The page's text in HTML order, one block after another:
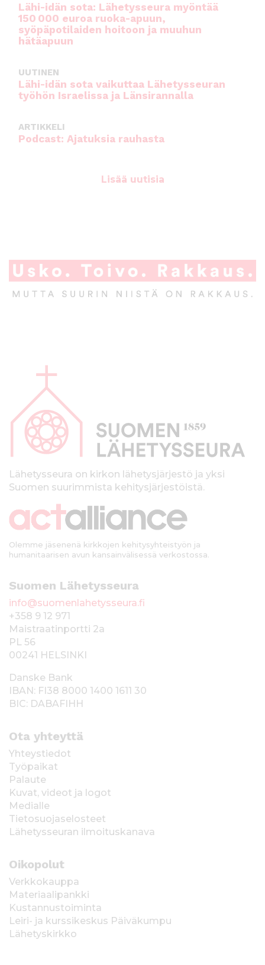
Lähi-idän sota: Lähetysseura myöntää
150 000 euroa ruoka-apuun,
syöpäpotilaiden hoitoon ja muuhun
hätäapuun
UUTINEN
Lähi-idän sota vaikuttaa Lähetysseuran
työhön Israelissa ja Länsirannalla
ARTIKKELI
Podcast: Ajatuksia rauhasta
Lisää uutisia
p
kLähetysseura on kirkon lähetysjärjestö ja yksi
Suomen suurimmista kehitysjärjestöistä.
Olemme jäsenenä kirkkojen kehitysyhteistyön ja
humanitaarisen avun kansainvälisessä verkostossa.
Suomen Lähetysseura
info@suomenlahetysseura.fi
+358 9 12 971
Maistraatinportti 2a
PL 56
00241 HELSINKI
Danske Bank
IBAN: FI38 8000 1400 1611 30
BIC: DABAFIHH
Ota yhteyttä
Yhteystiedot
Työpaikat
Palaute
Kuvat, videot ja logot
Medialle
Tietosuojaselosteet
Lähetysseuran ilmoituskanava
Oikopolut
Verkkokauppa
Materiaalipankki
Kustannustoiminta
Leiri- ja kurssikeskus Päiväkumpu
Lähetyskirkko